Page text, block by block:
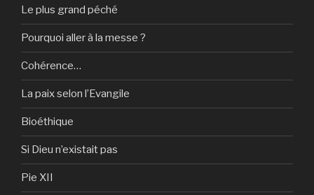
Le plus grand péché
Pourquoi aller à la messe ?
Cohérence…
La paix selon l’Evangile
Bioéthique
Si Dieu n’existait pas
Pie XII